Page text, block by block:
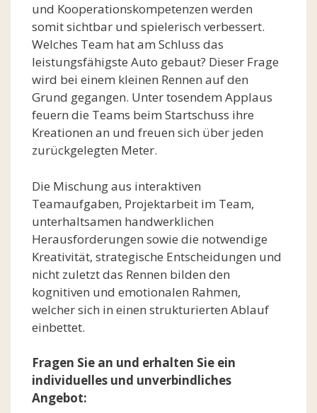
und Kooperationskompetenzen werden
somit sichtbar und spielerisch verbessert.
Welches Team hat am Schluss das
leistungsfähigste Auto gebaut? Dieser Frage
wird bei einem kleinen Rennen auf den
Grund gegangen. Unter tosendem Applaus
feuern die Teams beim Startschuss ihre
Kreationen an und freuen sich über jeden
zurückgelegten Meter.
Die Mischung aus interaktiven
Teamaufgaben, Projektarbeit im Team,
unterhaltsamen handwerklichen
Herausforderungen sowie die notwendige
Kreativität, strategische Entscheidungen und
nicht zuletzt das Rennen bilden den
kognitiven und emotionalen Rahmen,
welcher sich in einen strukturierten Ablauf
einbettet.
Fragen Sie an und erhalten Sie ein
individuelles und unverbindliches
Angebot: